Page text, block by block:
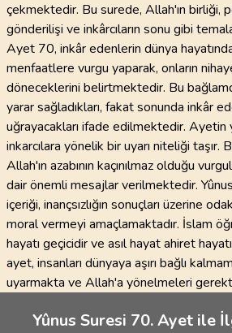
çekmektedir. Bu surede, Allah'ın birliği,
gönderilişi ve inkârcıların sonu gibi
Ayet 70, inkâr edenlerin dünya
menfaatlere vurgu yaparak, onların
döneceklerini belirtmektedir. Bu
yarar sağladıkları, fakat sonunda inkâr
uğrayacakları ifade edilmektedir. Ayetin
inkarcılara yönelik bir uyarı niteliği taşır.
Allah'ın azabının kaçınılmaz olduğu
dair önemli mesajlar verilmektedir.
içeriği, inançsızlığın sonuçları üzerine
moral vermeyi amaçlamaktadır. İslam
hayatı geçicidir ve asıl hayat ahiret
ayet, insanları dünyaya aşırı bağlı
uyarmakta ve Allah'a yönelmeleri
Yûnus Suresi 70. Ayet ile